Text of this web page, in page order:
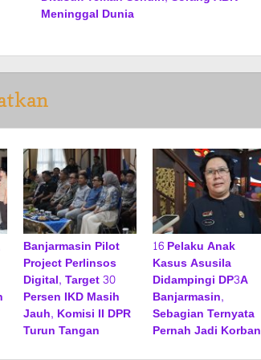
Meninggal Dunia
Banjarmasin Pilot
Project Perlinsos
Digital, Target 30
Persen IKD Masih
Jauh, Komisi II DPR
Turun Tangan
16 Pelaku Anak
Kasus Asusila
Didampingi DP3A
Banjarmasin,
Sebagian Ternyata
Pernah Jadi Korban